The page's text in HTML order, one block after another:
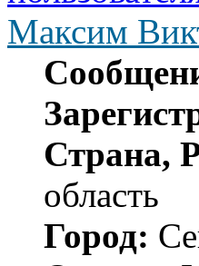
Максим
Страна,
область
Город: